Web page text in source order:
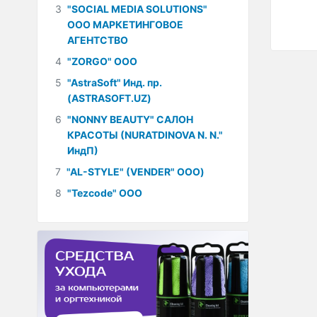
3 "SOCIAL MEDIA SOLUTIONS"
ООО МАРКЕТИНГОВОЕ
АГЕНТСТВО
4 "ZORGO" ООО
5 "AstraSoft" Инд. пр.
(ASTRASOFT.UZ)
6 "NONNY BEAUTY" САЛОН
КРАСОТЫ (NURATDINOVA N. N."
ИндП)
7 "AL-STYLE" (VENDER" ООО)
8 "Tezcode" ООО